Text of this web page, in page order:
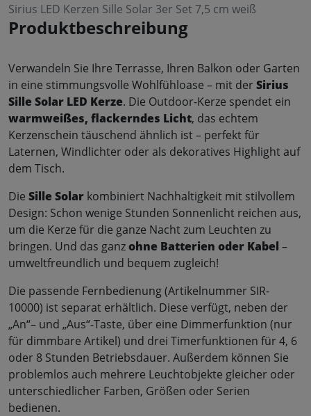
Sirius LED Kerzen Sille Solar 3er Set 7,5 cm weiß
Produktbeschreibung
Verwandeln Sie Ihre Terrasse, Ihren Balkon oder Garten
in eine stimmungsvolle Wohlfühloase – mit derSirius
Sille Solar LED Kerze. Die Outdoor-Kerze spendet ein
warmweißes, flackerndes Licht, das echtem
Kerzenschein täuschend ähnlich ist – perfekt für
Laternen, Windlichter oder als dekoratives Highlight auf
dem Tisch.
Die Sille Solar kombiniert Nachhaltigkeit mit stilvollem
Design: Schon wenige Stunden Sonnenlicht reichen aus,
um die Kerze für die ganze Nacht zum Leuchten zu
bringen. Und das ganzohne Batterien oder Kabel –
umweltfreundlich und bequem zugleich!
Die passende Fernbedienung (Artikelnummer SIR-
10000) ist separat erhältlich. Diese verfügt, neben der
„An“– und „Aus“-Taste, über eine Dimmerfunktion (nur
für dimmbare Artikel) und drei Timerfunktionen für 4, 6
oder 8 Stunden Betriebsdauer. Außerdem können Sie
problemlos auch mehrere Leuchtobjekte gleicher oder
unterschiedlicher Farben, Größen oder Serien
bedienen.